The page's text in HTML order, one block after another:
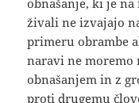
živali ne izvajajo
primeru obrambe
naravi ne
obnašanjem in z
proti drugemu